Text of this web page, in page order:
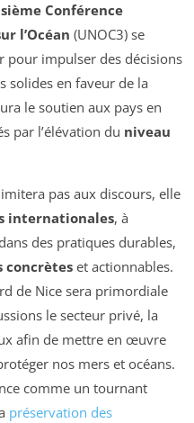
Conférence
l’Océan (UNOC3) se
pour impulser des décisions
solides en faveur de la
le soutien aux pays en
par l’élévation du niveau
pas aux discours, elle
internationales, à
dans des pratiques durables,
concrètes et actionnables.
de Nice sera primordiale
le secteur privé, la
afin de mettre en œuvre
nos mers et océans.
comme un tournant
préservation des